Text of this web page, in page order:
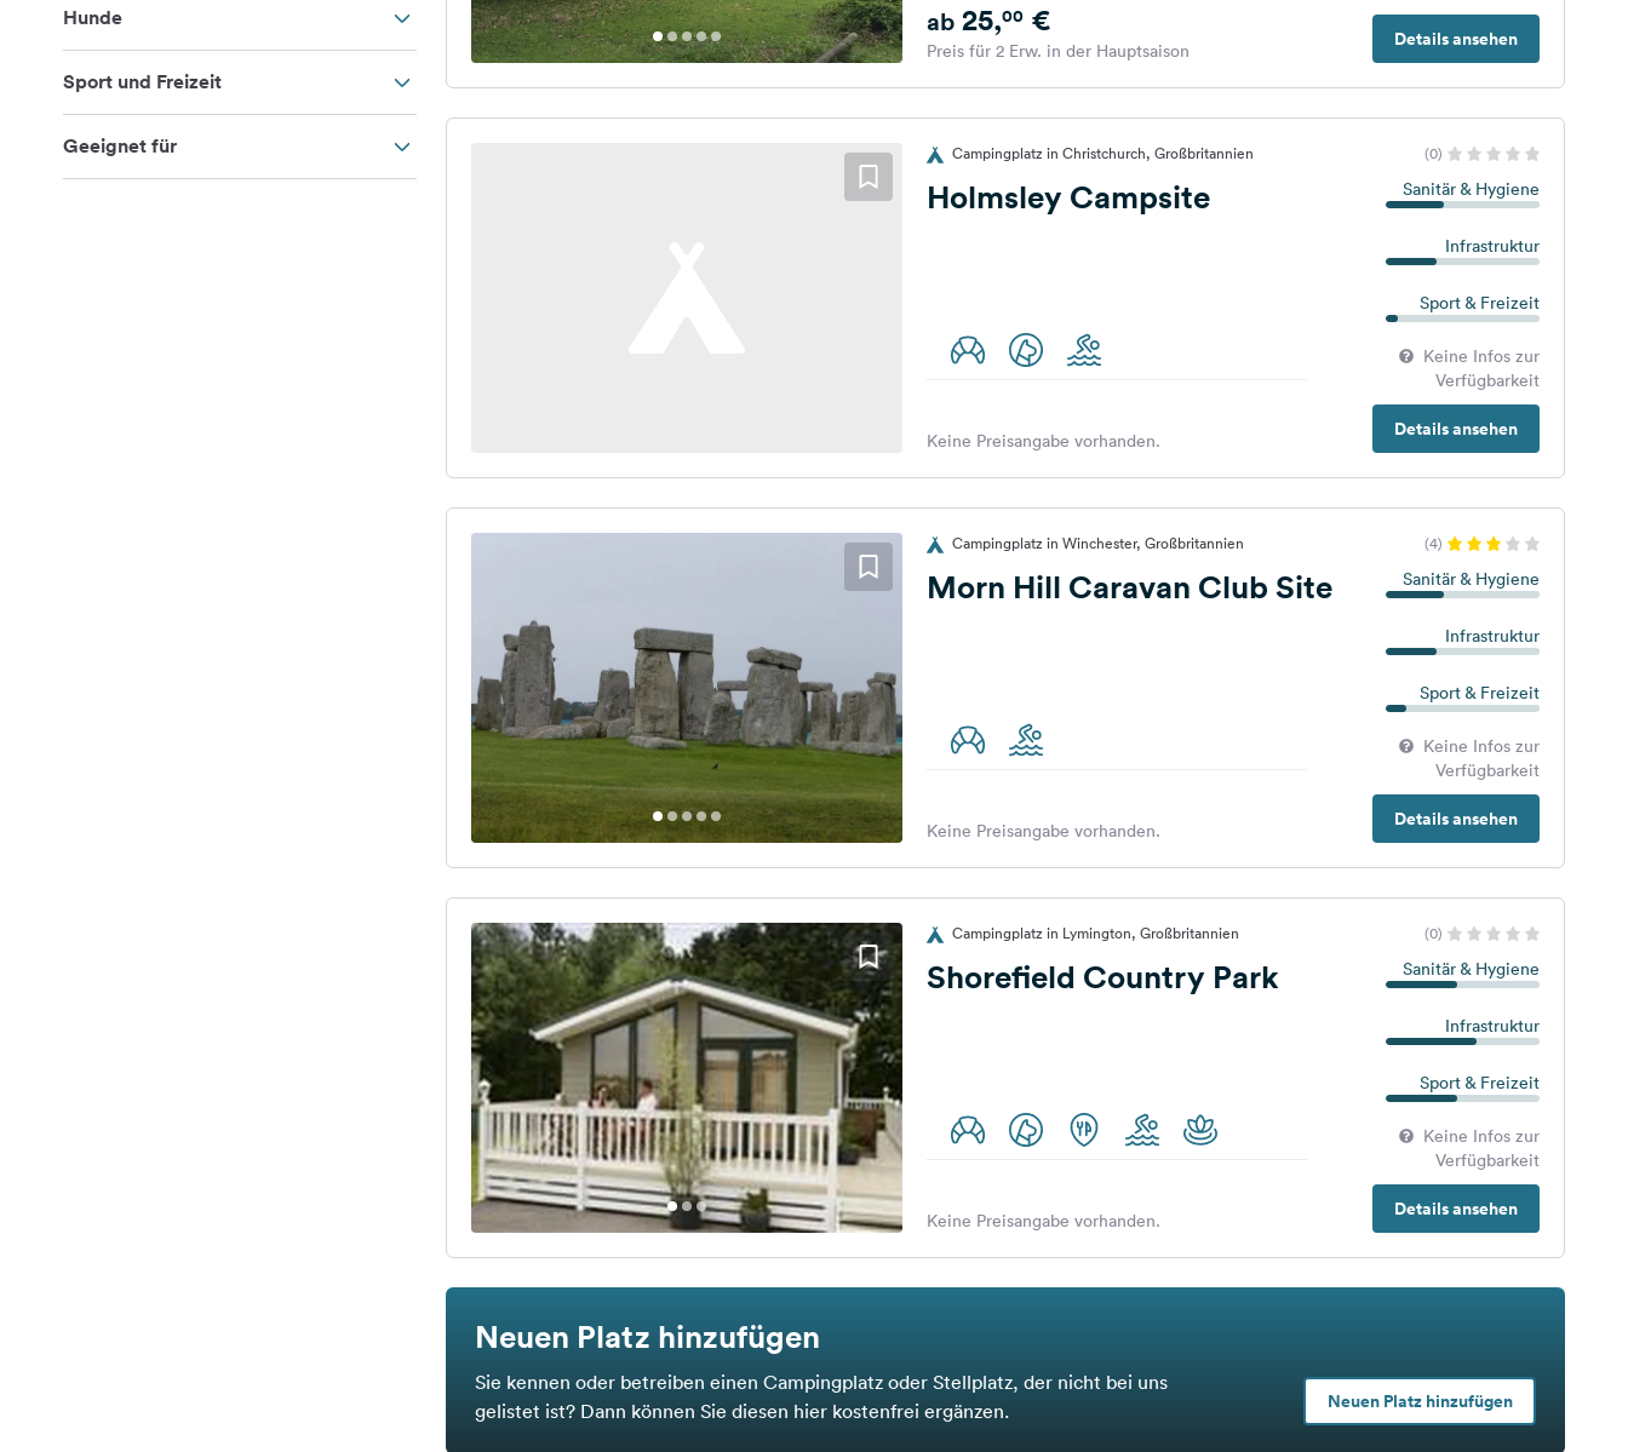
Hunde
Sport und Freizeit
Geeignet für
Details ansehen
ab25,00€
Preis für 2 Erw. in der Hauptsaison
Campingplatz in Christchurch, Großbritannien (0)
Holmsley Campsite Sanitär & Hygiene
Infrastruktur
Sport & Freizeit
Keine Infos zur
Verfügbarkeit
Details ansehen
Keine Preisangabe vorhanden.
Campingplatz in Winchester, Großbritannien (4)
Morn Hill Caravan Club Site Sanitär & Hygiene
Infrastruktur
Sport & Freizeit
Keine Infos zur
Verfügbarkeit
Details ansehen
Keine Preisangabe vorhanden.
Campingplatz in Lymington, Großbritannien (0)
Shorefield Country Park Sanitär & Hygiene
Infrastruktur
Sport & Freizeit
Keine Infos zur
Verfügbarkeit
Details ansehen
Keine Preisangabe vorhanden.
Neuen Platz hinzufügen
Sie kennen oder betreiben einen Campingplatz oder Stellplatz, der nicht bei uns
gelistet ist? Dann können Sie diesen hier kostenfrei ergänzen.
Neuen Platz hinzufügen